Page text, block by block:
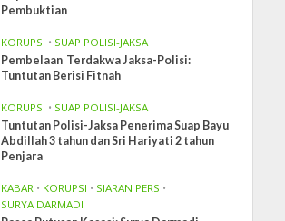
Pembuktian
KORUPSI • SUAP POLISI-JAKSA
Pembelaan Terdakwa Jaksa-Polisi:
Tuntutan Berisi Fitnah
KORUPSI • SUAP POLISI-JAKSA
Tuntutan Polisi-Jaksa Penerima Suap Bayu
Abdillah 3 tahun dan Sri Hariyati 2 tahun
Penjara
KABAR • KORUPSI • SIARAN PERS •
SURYA DARMADI